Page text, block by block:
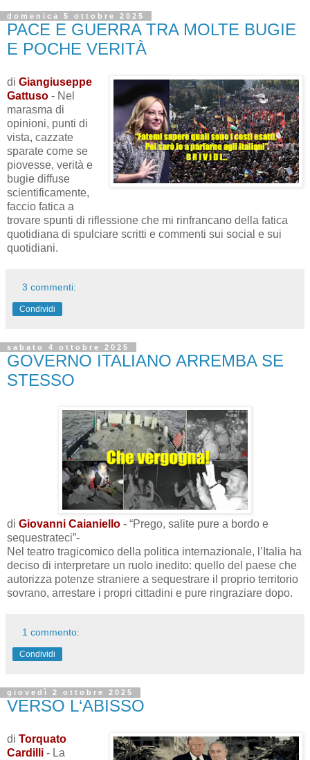
domenica 5 ottobre 2025
PACE E GUERRA TRA MOLTE BUGIE
E POCHE VERITÀ
di Giangiuseppe
Gattuso - Nel
marasma di
opinioni, punti di
vista, cazzate
sparate come se
piovesse, verità e
bugie diffuse
scientificamente,
faccio fatica a
trovare spunti di riflessione che mi rinfrancano della fatica
quotidiana di spulciare scritti e commenti sui social e sui
quotidiani.
3 commenti:
Condividi
sabato 4 ottobre 2025
GOVERNO ITALIANO ARREMBA SE
STESSO
di Giovanni Caianiello - “Prego, salite pure a bordo e
sequestrateci”-
Nel teatro tragicomico della politica internazionale, l’Italia ha
deciso di interpretare un ruolo inedito: quello del paese che
autorizza potenze straniere a sequestrare il proprio territorio
sovrano, arrestare i propri cittadini e pure ringraziare dopo.
1 commento:
Condividi
giovedì 2 ottobre 2025
VERSO L‘ABISSO
di Torquato
Cardilli - La